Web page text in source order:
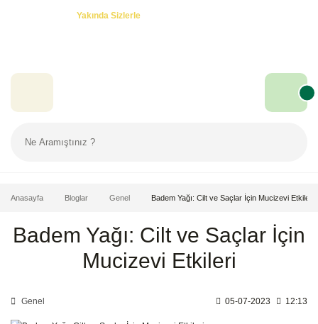
Yakında Sizlerle
Anasayfa Bloglar Genel Badem Yağı: Cilt ve Saçlar İçin Mucizevi Etkileri
Badem Yağı: Cilt ve Saçlar İçin
Mucizevi Etkileri
Genel 05-07-2023 12:13